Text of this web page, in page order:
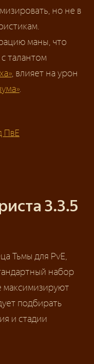
но не в
маны, что
талантом
, влияет на урон
.
ПвЕ
3.3.5
Тьмы для PvE,
набор
максимизируют
подбирать
и стадии